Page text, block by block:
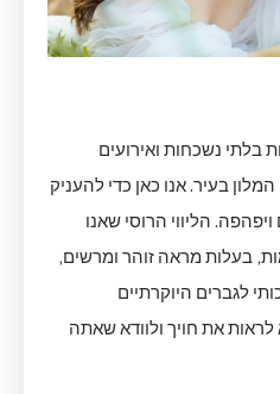
בלתי נשכחות ואירועים
בעיר. אנו כאן כדי להעניק
הליווי הרוסי שאנו
בעלות מראה זוהר ומרשים,
לגברים היוקרתיים
את חויך ולוודא שאתה